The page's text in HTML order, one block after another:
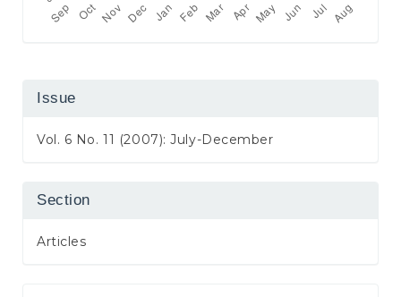
Issue
Vol. 6 No. 11 (2007): July-December
Section
Articles